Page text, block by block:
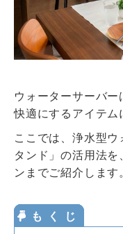
環境とお水
ウォーターサーバー・
美容・健康のお水
ウォーターサーバ
快適にするアイテム
ここでは、浄水型
タンド」の活用法
ンまでご紹介します